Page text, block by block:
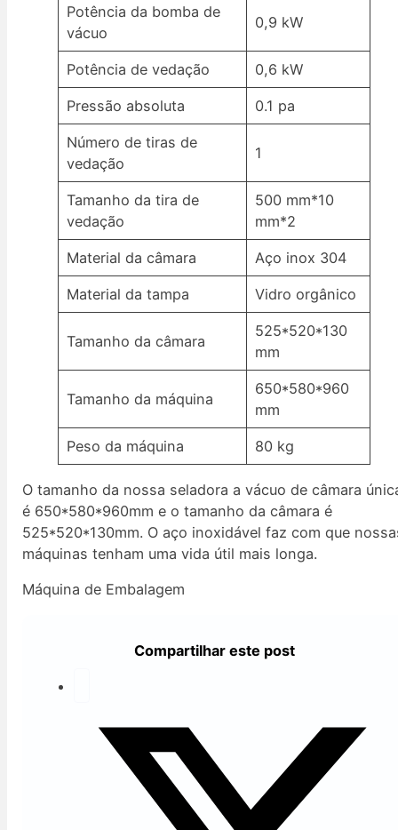
Potência da bomba de
vácuo
0,9 kW
Potência de vedação 0,6 kW
Pressão absoluta 0.1 pa
Número de tiras de
vedação
1
Tamanho da tira de
vedação
500 mm*10
mm*2
Material da câmara Aço inox 304
Material da tampa Vidro orgânico
Tamanho da câmara
525*520*130
mm
Tamanho da máquina
650*580*960
mm
Peso da máquina 80 kg
O tamanho da nossa seladora a vácuo de câmara
é 650*580*960mm e o tamanho da câmara é
525*520*130mm. O aço inoxidável faz com que
máquinas tenham uma vida útil mais longa.
Máquina de Embalagem
Compartilhar este post